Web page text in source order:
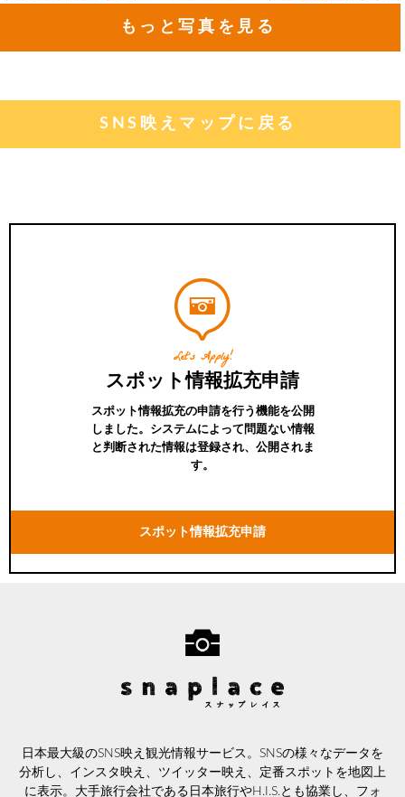
もっと写真を見る
SNS映えマップに戻る
Let's Apply!
スポット情報拡充申請
スポット情報拡充の申請を行う機能を公開
しました。システムによって問題ない情報
と判断された情報は登録され、公開されま
す。
スポット情報拡充申請
日本最大級のSNS映え観光情報サービス。SNSの様々なデータを
分析し、インスタ映え、ツイッター映え、定番スポットを地図上
に表示。大手旅行会社である日本旅行やH.I.S.とも協業し、フォ